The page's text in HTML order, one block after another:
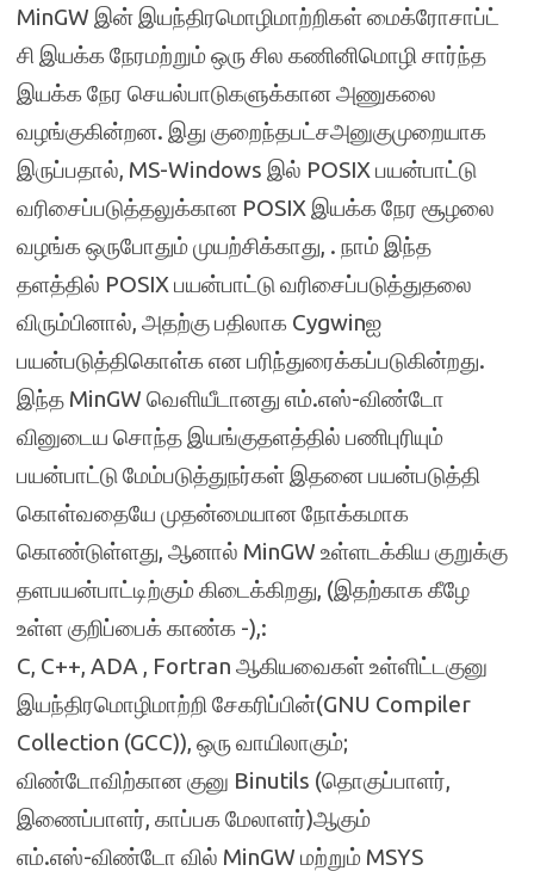
MinGW இன் இயந்திரமொழிமாற்றிகள் மைக்ரோசாப்ட்
சி இயக்க நேரமற்றும் ஒரு சில கணினிமொழி சார்ந்த
இயக்க நேர செயல்பாடுகளுக்கான அணுகலை
வழங்குகின்றன. இது குறைந்தபட்சஅனுகுமுறையாக
இருப்பதால், MS-Windows இல் POSIX பயன்பாட்டு
வரிசைப்படுத்தலுக்கான POSIX இயக்க நேர சூழலை
வழங்க ஒருபோதும் முயற்சிக்காது, . நாம் இந்த
தளத்தில் POSIX பயன்பாட்டு வரிசைப்படுத்துதலை
விரும்பினால், அதற்கு பதிலாக Cygwinஐ
பயன்படுத்திகொள்க என பரிந்துரைக்கப்படுகின்றது.
இந்த MinGW வெளியீடானது எம்.எஸ்-விண்டோ
வினுடைய சொந்த இயங்குதளத்தில் பணிபுரியும்
பயன்பாட்டு மேம்படுத்துநர்கள் இதனை பயன்படுத்தி
கொள்வதையே முதன்மையான நோக்கமாக
கொண்டுள்ளது, ஆனால் MinGW உள்ளடக்கிய குறுக்கு
தளபயன்பாட்டிற்கும் கிடைக்கிறது, (இதற்காக கீழே
உள்ள குறிப்பைக் காண்க -),:
C, C++, ADA , Fortran ஆகியவைகள் உள்ளிட்டகுனு
இயந்திரமொழிமாற்றி சேகரிப்பின்(GNU Compiler
Collection (GCC)), ஒரு வாயிலாகும்;
விண்டோவிற்கான குனு Binutils (தொகுப்பாளர்,
இணைப்பாளர், காப்பக மேலாளர்)ஆகும்
எம்.எஸ்-விண்டோ வில் MinGW மற்றும் MSYS